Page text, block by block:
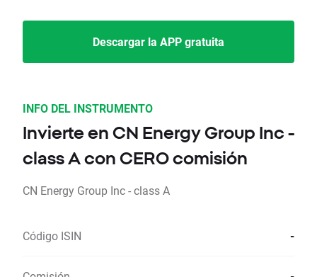
Descargar la APP gratuita
INFO DEL INSTRUMENTO
Invierte en CN Energy Group Inc -
class A con CERO comisión
CN Energy Group Inc - class A
Código ISIN -